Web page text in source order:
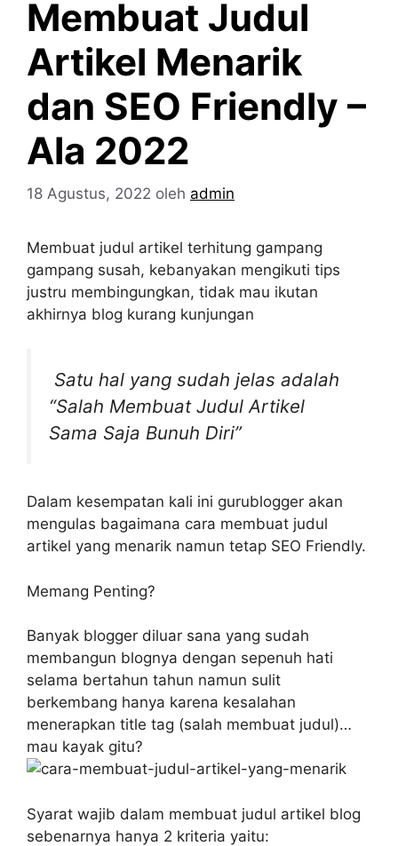
Membuat Judul
Artikel Menarik
dan SEO Friendly –
Ala 2022
18 Agustus, 2022 oleh admin
Membuat judul artikel terhitung gampang
gampang susah, kebanyakan mengikuti tips
justru membingungkan, tidak mau ikutan
akhirnya blog kurang kunjungan
Satu hal yang sudah jelas adalah
“Salah Membuat Judul Artikel
Sama Saja Bunuh Diri”
Dalam kesempatan kali ini gurublogger akan
mengulas bagaimana cara membuat judul
artikel yang menarik namun tetap SEO Friendly.
Memang Penting?
Banyak blogger diluar sana yang sudah
membangun blognya dengan sepenuh hati
selama bertahun tahun namun sulit
berkembang hanya karena kesalahan
menerapkan title tag (salah membuat judul)…
mau kayak gitu?
Syarat wajib dalam membuat judul artikel blog
sebenarnya hanya 2 kriteria yaitu: